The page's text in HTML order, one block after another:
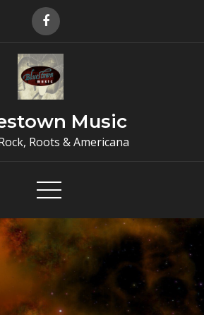
Music
Roots & Americana